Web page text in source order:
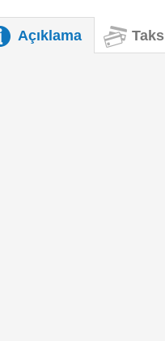
Açıklama